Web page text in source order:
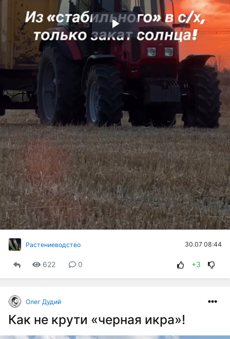
Воспроизвести
видео
Растениеводство 30.07 08:44
622 0 +3
Олег Дудий
Как не крути «черная икра»!